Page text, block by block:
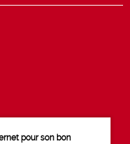
pour son bon